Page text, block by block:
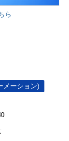
ら
メーション)